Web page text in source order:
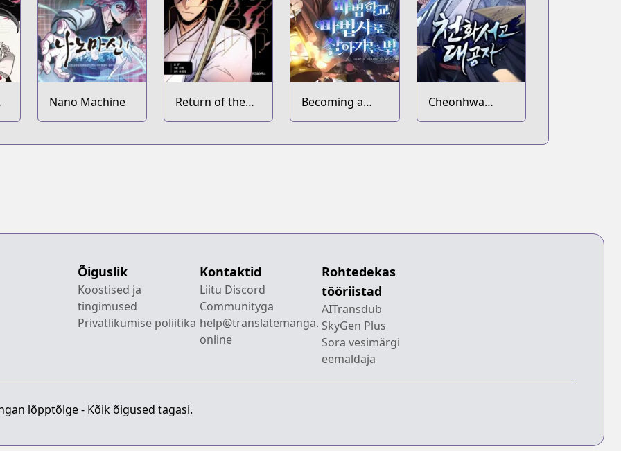
Nano Machine
Return of the
Mad Demon
Becoming a
Magic School
Cheonhwa
Archive's Young
Õiguslik
Koostised ja
tingimused
Privatlikumise poliitika
Kontaktid
Liitu Discord
Communityga
help@translatemanga.
online
Rohtedekas
tööriistad
AITransdub
SkyGen Plus
Sora vesimärgi
eemaldaja
lõpptõlge - Kõik õigused tagasi.